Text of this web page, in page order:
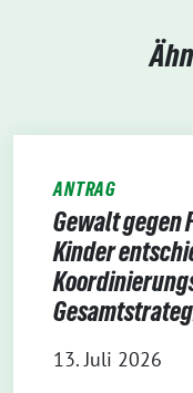
ANTRAG
Gewalt gegen
Kinder
13. Juli 2026